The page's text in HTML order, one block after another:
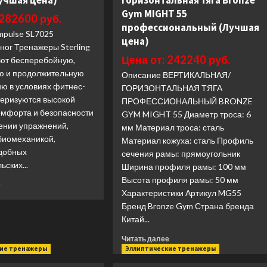
руб.
SL7025
Тренажеры Sterling
бесперебойную,
и продолжительную
в условиях фитнес-
высокой
и безопасности
упражнений,
Прочитать
SL7025
Gym MIGHT 55
профессиональный (Лучшая
цена)
Цена от: 242240 руб.
Описание ВЕРТИКАЛЬНАЯ/
ГОРИЗОНТАЛЬНАЯ ТЯГА
ПРОФЕССИОНАЛЬНЫЙ BRONZE
GYM MIGHT 55 Диаметр троса: 6
мм Материал троса: сталь
Материал кожуха: сталь Профиль
сечения рамы: прямоугольник
Ширина профиля рамы: 100 мм
Высота профиля рамы: 50 мм
Характеристики Артикул MG55
Бренд Bronze Gym Страна бренда
Китай...
Читать далееПрочитать
больше
тренажеры Эллиптические тренажеры